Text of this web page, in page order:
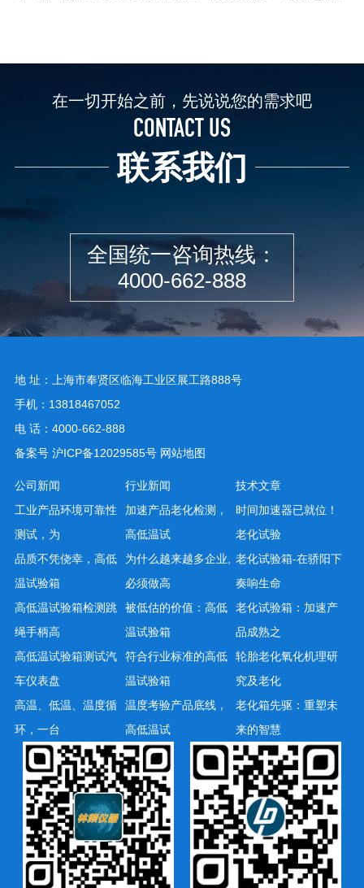
在一切开始之前，先说说您的需求吧
CONTACT US
联系我们
全国统一咨询热线：
4000-662-888
地 址：上海市奉贤区临海工业区展工路888号
手机：13818467052
电 话：4000-662-888
备案号 沪ICP备12029585号 网站地图
公司新闻
工业产品环境可靠性
测试，为
品质不凭侥幸，高低
温试验箱
高低温试验箱检测跳
绳手柄高
高低温试验箱测试汽
车仪表盘
高温、低温、温度循
环，一台
行业新闻
加速产品老化检测，
高低温试
为什么越来越多企业,
必须做高
被低估的价值：高低
温试验箱
符合行业标准的高低
温试验箱
温度考验产品底线，
高低温试
技术文章
时间加速器已就位！
老化试验
老化试验箱-在骄阳下
奏响生命
老化试验箱：加速产
品成熟之
轮胎老化氧化机理研
究及老化
老化箱先驱：重塑未
来的智慧